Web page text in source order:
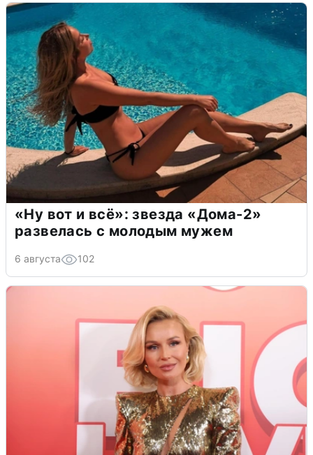
«Ну вот и всё»: звезда «Дома-2»
развелась с молодым мужем
6 августа 102